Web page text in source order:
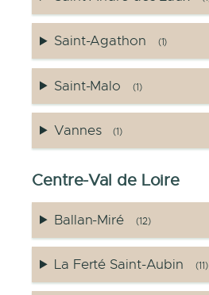
Saint-Agathon (1)
Saint-Malo (1)
Vannes (1)
Centre-Val de Loire
Ballan-Miré (12)
La Ferté Saint-Aubin (11)